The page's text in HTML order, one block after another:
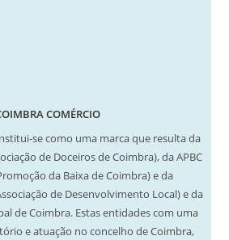
COMÉRCIO
se como uma marca que resulta da
de Doceiros de Coimbra), da APBC
da Baixa de Coimbra) e da
de Desenvolvimento Local) e da
de Coimbra. Estas entidades com uma
e atuação no concelho de Coimbra,